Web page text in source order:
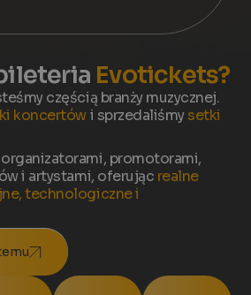
Evotickets?
częścią branży muzycznej.
koncertówi sprzedaliśmysetki
promotorami,
i artystami, oferując realne
technologiczne i